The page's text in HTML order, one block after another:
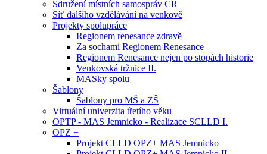
Sdružení místních samospráv ČR
Síť dalšího vzdělávání na venkově
Projekty spolupráce
Regionem renesance zdravě
Za sochami Regionem Renesance
Regionem Renesance nejen po stopách historie
Venkovská tržnice II.
MASky spolu
Šablony
Šablony pro MŠ a ZŠ
Virtuální univerzita třetího věku
OPTP - MAS Jemnicko - Realizace SCLLD I.
OPZ +
Projekt CLLD OPZ+ MAS Jemnicko